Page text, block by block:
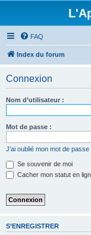
FAQ
Index du forum
Connexion
Nom d’utilisateur :
Mot de passe :
J’ai oublié mon mot de passe
Se souvenir de moi
Cacher mon statut en
S’ENREGISTRER